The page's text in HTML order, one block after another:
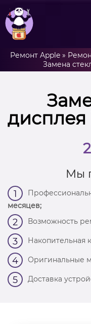
Ремонт Apple »
Замена
дисплея
Мы
1
месяцев;
2 Возможность
3 Накопительная
4 Оригинальные
5 Доставка